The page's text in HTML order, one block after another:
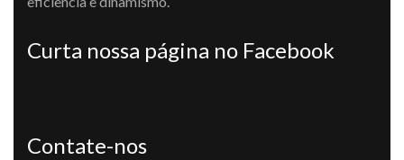
Curta nossa página no Facebook
Contate-nos